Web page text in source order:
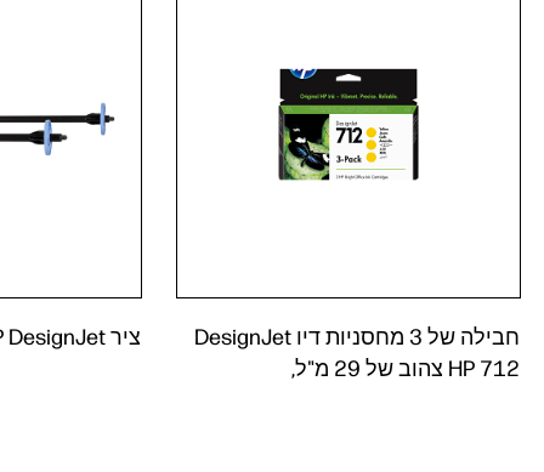
ציר HP DesignJet‏, 36 אינץ'
712 HP צהוב של 29 מ"ל,